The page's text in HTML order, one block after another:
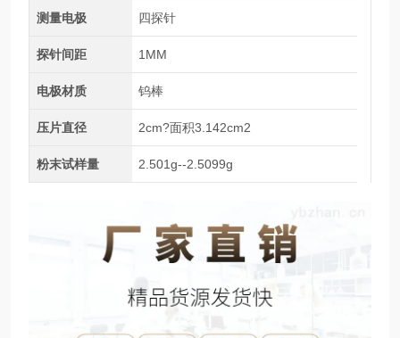
测量电极 四探针
探针间距 1MM
电极材质 钨棒
压片直径 2cm?面积3.142cm2
粉末试样量 2.501g--2.5099g